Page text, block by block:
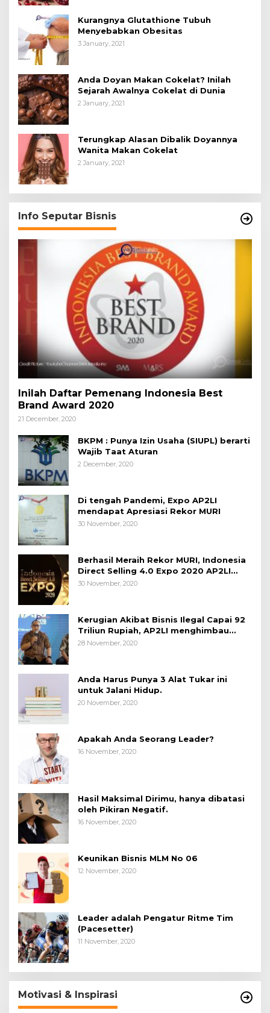
Kurangnya Glutathione Tubuh
Menyebabkan Obesitas
3 January, 2021
Anda Doyan Makan Cokelat? Inilah
Sejarah Awalnya Cokelat di Dunia
2 January, 2021
Terungkap Alasan Dibalik Doyannya
Wanita Makan Cokelat
2 January, 2021
Info Seputar Bisnis
Inilah Daftar Pemenang Indonesia Best
Brand Award 2020
21 December, 2020
BKPM : Punya Izin Usaha (SIUPL) berarti
Wajib Taat Aturan
2 December, 2020
Di tengah Pandemi, Expo AP2LI
mendapat Apresiasi Rekor MURI
30 November, 2020
Berhasil Meraih Rekor MURI, Indonesia
Direct Selling 4.0 Expo 2020 AP2LI
berakhir sangat memuaskan
30 November, 2020
Kerugian Akibat Bisnis Ilegal Capai 92
Triliun Rupiah, AP2LI menghimbau
masyarakat Waspada.
28 November, 2020
Anda Harus Punya 3 Alat Tukar ini
untuk Jalani Hidup.
20 November, 2020
Apakah Anda Seorang Leader?
16 November, 2020
Hasil Maksimal Dirimu, hanya dibatasi
oleh Pikiran Negatif.
16 November, 2020
Keunikan Bisnis MLM No 06
12 November, 2020
Leader adalah Pengatur Ritme Tim
(Pacesetter)
11 November, 2020
Motivasi & Inspirasi